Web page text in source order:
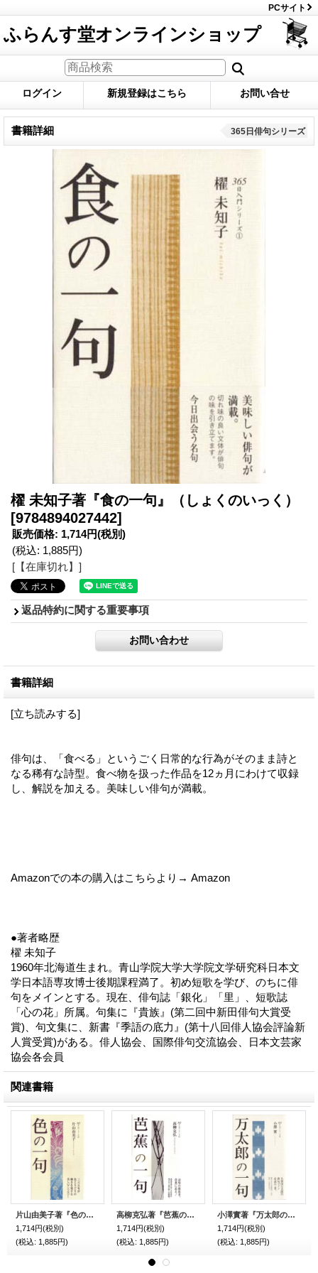
PCサイト
ふらんす堂オンラインショップ
ログイン 新規登録はこちら お問い合せ
書籍詳細 365日俳句シリーズ
櫂 未知子著『食の一句』（しょくのいっく）
[9784894027442]
販売価格: 1,714円(税別)
(税込: 1,885円)
[【在庫切れ】]
返品特約に関する重要事項
書籍詳細
[立ち読みする]
俳句は、「食べる」というごく日常的な行為がそのまま詩と
なる稀有な詩型。食べ物を扱った作品を12ヵ月にわけて収録
し、解説を加える。美味しい俳句が満載。
Amazonでの本の購入はこちらより→ Amazon
●著者略歴
櫂 未知子
1960年北海道生まれ。青山学院大学大学院文学研究科日本文
学日本語専攻博士後期課程満了。初め短歌を学び、のちに俳
句をメインとする。現在、俳句誌「銀化」「里」、短歌誌
「心の花」所属。句集に『貴族』(第二回中新田俳句大賞受
賞)、句文集に、新書『季語の底力』(第十八回俳人協会評論新
人賞受賞)がある。俳人協会、国際俳句交流協会、日本文芸家
協会各会員
関連書籍
片山由美子著『色の一句』（いろのいっく）
1,714円(税別)
(税込: 1,885円)
高柳克弘著『芭蕉の一句』（ばしょうのいっく）
1,714円(税別)
(税込: 1,885円)
小澤實著『万太郎の一句』（まんたろうのいっく）
1,714円(税別)
(税込: 1,885円)